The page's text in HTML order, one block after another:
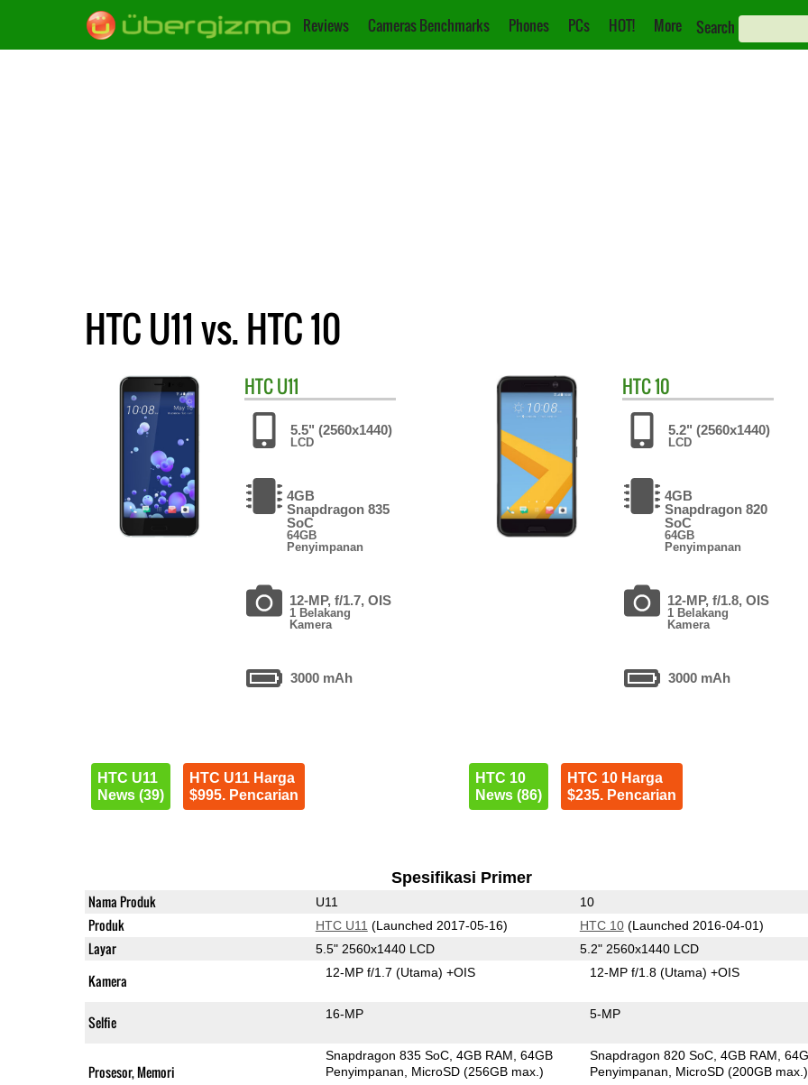
Reviews Cameras Benchmarks Phones PCs HOT! More Search
HTC U11 vs. HTC 10
HTCU11
5.5" (2560x1440)
LCD
4GB
Snapdragon 835
SoC
64GB
Penyimpanan
12-MP, f/1.7, OIS
1 Belakang
Kamera
3000 mAh
HTC U11
News (39)
HTC U11 Harga
$995. Pencarian
HTC10
5.2" (2560x1440)
LCD
4GB
Snapdragon 820
SoC
64GB
Penyimpanan
12-MP, f/1.8, OIS
1 Belakang
Kamera
3000 mAh
HTC 10
News (86)
HTC 10 Harga
$235. Pencarian
Spesifikasi Primer
Nama Produk U11 10
Produk HTC U11 (Launched 2017-05-16) HTC 10(Launched 2016-04-01)
Layar 5.5" 2560x1440 LCD 5.2" 2560x1440 LCD
Kamera 12-MP f/1.7(Utama) +OIS 12-MP f/1.8(Utama) +OIS
Selfie 16-MP 5-MP
Prosesor, Memori
Snapdragon 835 SoC 4GB RAM 64GB
Penyimpanan
MicroSD (256GB max.)
Snapdragon 820 SoC 4GB RAM
Penyimpanan
MicroSD (200GB max.)